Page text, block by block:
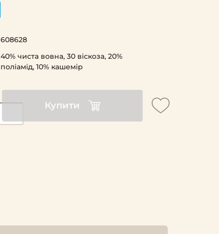
Купити
608628
40% чиста вовна, 30 віскоза, 20%
поліамід, 10% кашемір